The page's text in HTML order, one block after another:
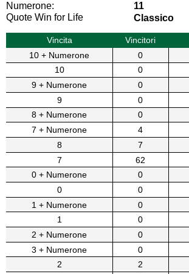
Numerone:
11
Quote Win for Life
Classico
Vincita Vincitori
10 + Numerone
0
10
0
9 + Numerone
0
9
0
8 + Numerone
0
7 + Numerone
4
8
7
7
62
0 + Numerone
0
0
0
1 + Numerone
0
1
0
2 + Numerone
0
3 + Numerone
0
2
2